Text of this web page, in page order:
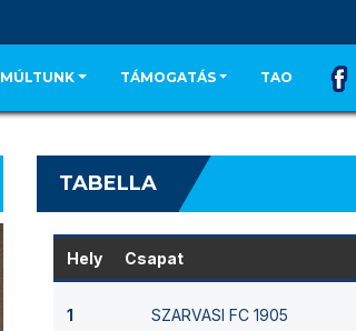
MÚLTUNK TÁMOGATÁS TAO
TABELLA
Hely Csapat
1 SZARVASI FC 1905